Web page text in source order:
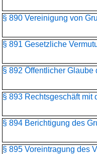
§ 890 Vereinigung von
§ 891 Gesetzliche
§ 892 Öffentlicher Glaube
§ 893 Rechtsgeschäft mit
§ 894 Berichtigung des
§ 895 Voreintragung des